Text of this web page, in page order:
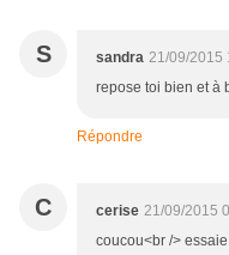
S sandra 21/09/2015
repose toi bien et à
Répondre
C cerise 21/09/2015
coucou<br />